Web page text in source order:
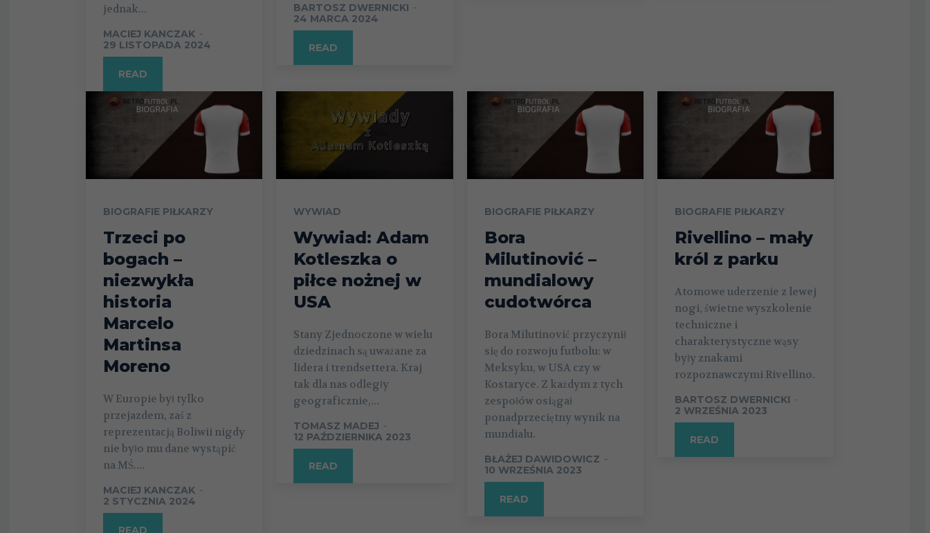
jednak...
MACIEJ KANCZAK -
29 LISTOPADA 2024
READ
BARTOSZ DWERNICKI -
24 MARCA 2024
READ
BIOGRAFIE PIŁKARZY
Trzeci po
bogach –
niezwykła
historia
Marcelo
Martinsa
Moreno
W Europie był tylko
przejazdem, zaś z
reprezentacją Boliwii nigdy
nie było mu dane wystąpić
na MŚ....
MACIEJ KANCZAK -
2 STYCZNIA 2024
READ
WYWIAD
Wywiad: Adam
Kotleszka o
piłce nożnej w
USA
Stany Zjednoczone w wielu
dziedzinach są uważane za
lidera i trendsettera. Kraj
tak dla nas odległy
geograficznie,...
TOMASZ MADEJ -
12 PAŹDZIERNIKA 2023
READ
BIOGRAFIE PIŁKARZY
Bora
Milutinović –
mundialowy
cudotwórca
Bora Milutinović przyczynił
się do rozwoju futbolu: w
Meksyku, w USA czy w
Kostaryce. Z każdym z tych
zespołów osiągał
ponadprzeciętny wynik na
mundialu.
BŁAŻEJ DAWIDOWICZ -
10 WRZEŚNIA 2023
READ
BIOGRAFIE PIŁKARZY
Rivellino – mały
król z parku
Atomowe uderzenie z lewej
nogi, świetne wyszkolenie
techniczne i
charakterystyczne wąsy
były znakami
rozpoznawczymi Rivellino.
BARTOSZ DWERNICKI -
2 WRZEŚNIA 2023
READ